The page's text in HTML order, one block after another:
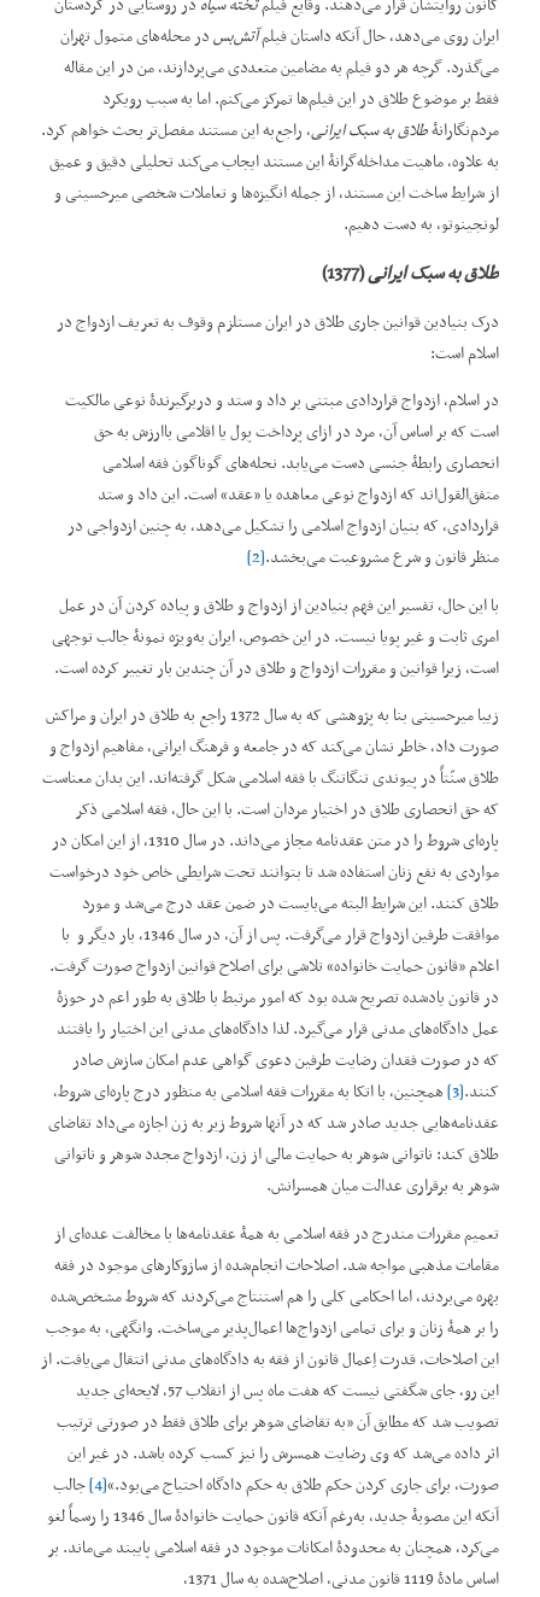
کانون روایتشان قرار می‌دهند. وقایع فیلمتخته سیاه در روستایی در کردستان
ایران روی می‌دهد، حال‌ آنکه داستان فیلمآتشبسدر محله‌های متمول‌ تهران
می‌گذرد. گرچه هر دو فیلم به مضامین متعددی می‌پردازند، من در این مقاله
فقط بر موضوع طلاق در این فیلم‌ها تمرکز می‌کنم. اما به سبب رویکرد
مردم‌نگارانۀطلاق به سبک ایرانی، راجع‌به این مستند مفصل‌تر بحث خواهم کرد.
به علاوه، ماهیت مداخله‌گرانۀ این مستند ایجاب می‌کند تحلیلی دقیق و عمیق
از شرایط ساخت این مستند، از جمله انگیزه‌ها و تعاملات شخصی میرحسینی و
لونجینوتو، به دست دهیم.
طلاق به سبک ایرانی(1377)
درک بنیادین قوانین جاری طلاق در ایران مستلزم وقوف به تعریف ازدواج در
اسلام است:
در اسلام، ازدواج قراردادی مبتنی بر داد و ستد و دربرگیرندۀ نوعی مالکیت
است که بر اساس آن، مرد در ازای پرداخت پول یا اقلامی باارزش به حق
انحصاری رابطۀ جنسی دست می‌یابد. نحله‌های گوناگون فقه اسلامی
متفق‌القول‌اند که ازدواج نوعی معاهده یا ”عقد“ است. این داد و ستد
قراردادی، که بنیان ازدواج اسلامی را تشکیل می‌دهد، به چنین ازدواجی در
منظر قانون و شرع مشروعیت می‌بخشد.[2]
با این حال، تفسیر این فهم بنیادین از ازدواج و طلاق و پیاده کردن آن در عمل
امری ثابت و غیر پویا نیست. در این خصوص، ایران به‌ویژه نمونۀ جالب توجهی
است، زیرا قوانین و مقررات ازدواج و طلاق در آن چندین بار تغییر کرده است.
زیبا میرحسینی بنا به پژوهشی که به سال 1372 راجع به طلاق در ایران و مراکش
صورت داد، خاطر نشان می‌کند که در جامعه و فرهنگ ایرانی، مفاهیم ازدواج و
طلاق سنّتاً در پیوندی تنگاتنگ با فقه اسلامی شکل گرفته‌اند. این بدان معناست
که حق انحصاری طلاق در اختیار مردان است. با این حال، فقه اسلامی ذکر
پاره‌ای شروط را در متن عقدنامه مجاز می‌داند. در سال 1310، از این امکان در
مواردی به نفع زنان استفاده شد تا بتوانند تحت شرایطی خاص خود درخواست‌
طلاق کنند. این شرایط البته می‌بایست در ضمن عقد درج می‌شد و مورد
موافقت طرفین ازدواج قرار می‌گرفت. پس از آن، در سال 1346، بار دیگر و با
اعلام ”قانون حمایت خانواده“ تلاشی برای اصلاح قوانین ازدواج صورت گرفت.
در قانون یادشده تصریح شده بود که امور مرتبط با طلاق به طور اعم در حوزۀ
عمل دادگاه‌های مدنی قرار می‌گیرد. لذا دادگاه‌های مدنی این اختیار را یافتند
که در صورت فقدان رضایت طرفین دعوی گواهی عدم امکان سازش صادر
کنند.[3] همچنین، با اتکا به مقررات فقه اسلامی به منظور درج پاره‌ای شروط،
عقدنامه‌هایی جدید صادر شد که در آنها شروط زیر به زن اجازه می‌داد تقاضای
طلاق کند: ناتوانی شوهر به حمایت مالی از زن، ازدواج مجدد شوهر و ناتوانی
شوهر به برقراری عدالت میان همسرانش.
تعمیم مقررات مندرج در فقه اسلامی به همۀ عقدنامه‌ها با مخالفت عده‌ای از
مقامات مذهبی مواجه شد. اصلاحات انجام‌شده از سازوکارهای موجود در فقه
بهره می‌بردند، اما احکامی کلی را هم استنتاج می‌کردند که شروط مشخص‌شده
را بر همۀ زنان و برای تمامی ازدواج‌ها ‌اعمال‌پذیر می‌ساخت. وانگهی، به موجب
این اصلاحات، قدرت اِعمال قانون از فقه به دادگاه‌های مدنی انتقال می‌یافت. از
این رو، جای شگفتی نیست که هفت ماه پس از انقلاب 57، لایحه‌ای جدید
تصویب شد که مطابق آن ”به تقاضای شوهر برای طلاق فقط در صورتی ترتیب
اثر داده می‌شد که وی رضایت همسرش را نیز کسب کرده باشد. در غیر این
صورت، برای جاری کردن حکم طلاق به حکم دادگاه احتیاج می‌بود.“[4] جالب
آنکه این مصوبۀ جدید، به‌رغم آنکه قانون حمایت خانوادۀ سال 1346 را رسماً لغو
می‌کرد، همچنان به محدودۀ امکانات موجود در فقه اسلامی پایبند می‌ماند. بر
اساس مادۀ 1119 قانون مدنی، اصلاح‌شده به سال 1371،